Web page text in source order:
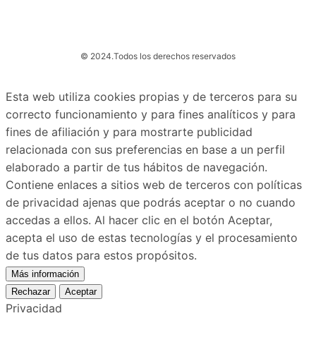
© 2024.Todos los derechos reservados
Esta web utiliza cookies propias y de terceros para su
correcto funcionamiento y para fines analíticos y para
fines de afiliación y para mostrarte publicidad
relacionada con sus preferencias en base a un perfil
elaborado a partir de tus hábitos de navegación.
Contiene enlaces a sitios web de terceros con políticas
de privacidad ajenas que podrás aceptar o no cuando
accedas a ellos. Al hacer clic en el botón Aceptar,
acepta el uso de estas tecnologías y el procesamiento
de tus datos para estos propósitos.
Más información
Rechazar
Aceptar
Privacidad